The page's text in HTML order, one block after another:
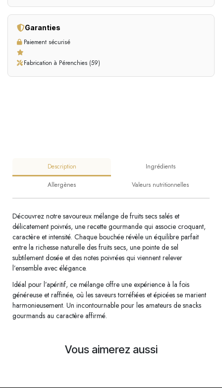
Garanties
Paiement sécurisé
Fabrication à Pérenchies (59)
Description Ingrédients
Allergènes Valeurs nutritionnelles
Découvrez notre savoureux mélange de fruits secs salés et
délicatement poivrés, une recette gourmande qui associe croquant,
caractère et intensité. Chaque bouchée révèle un équilibre parfait
entre la richesse naturelle des fruits secs, une pointe de sel
subtilement dosée et des notes poivrées qui viennent relever
l’ensemble avec élégance.
Idéal pour l’apéritif, ce mélange offre une expérience à la fois
généreuse et raffinée, où les saveurs torréfiées et épicées se marient
harmonieusement. Un incontournable pour les amateurs de snacks
gourmands au caractère affirmé.
Vous aimerez aussi